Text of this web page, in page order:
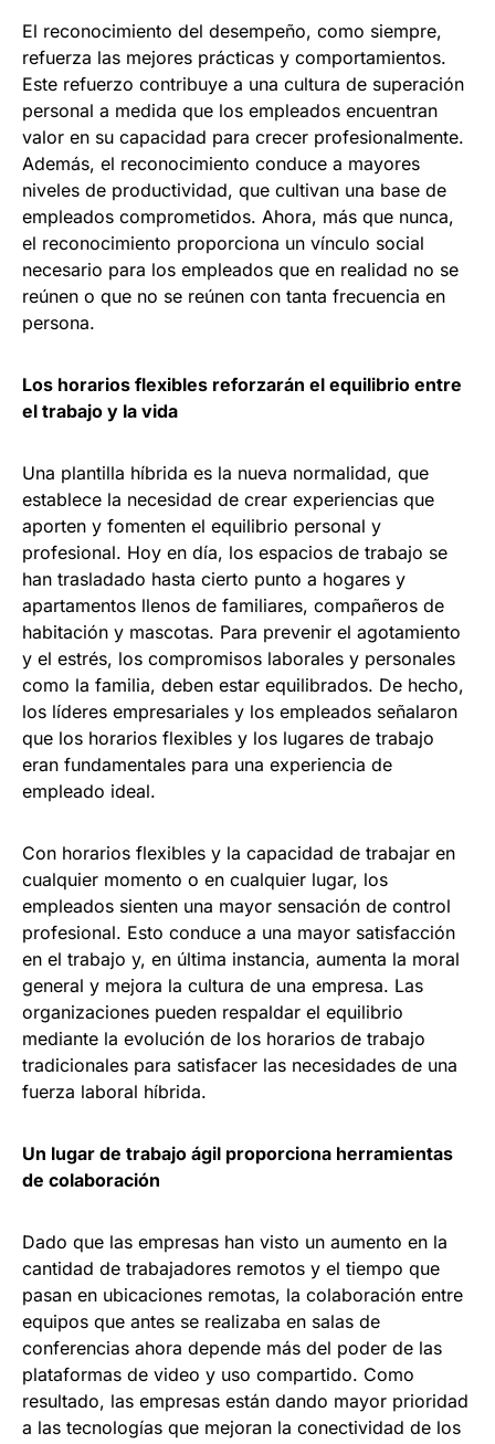
El reconocimiento del desempeño, como siempre,
refuerza las mejores prácticas y comportamientos.
Este refuerzo contribuye a una cultura de superación
personal a medida que los empleados encuentran
valor en su capacidad para crecer profesionalmente.
Además, el reconocimiento conduce a mayores
niveles de productividad, que cultivan una base de
empleados comprometidos. Ahora, más que nunca,
el reconocimiento proporciona un vínculo social
necesario para los empleados que en realidad no se
reúnen o que no se reúnen con tanta frecuencia en
persona.
Los horarios flexibles reforzarán el equilibrio entre
el trabajo y la vida
Una plantilla híbrida es la nueva normalidad, que
establece la necesidad de crear experiencias que
aporten y fomenten el equilibrio personal y
profesional. Hoy en día, los espacios de trabajo se
han trasladado hasta cierto punto a hogares y
apartamentos llenos de familiares, compañeros de
habitación y mascotas. Para prevenir el agotamiento
y el estrés, los compromisos laborales y personales
como la familia, deben estar equilibrados. De hecho,
los líderes empresariales y los empleados señalaron
que los horarios flexibles y los lugares de trabajo
eran fundamentales para una experiencia de
empleado ideal.
Con horarios flexibles y la capacidad de trabajar en
cualquier momento o en cualquier lugar, los
empleados sienten una mayor sensación de control
profesional. Esto conduce a una mayor satisfacción
en el trabajo y, en última instancia, aumenta la moral
general y mejora la cultura de una empresa. Las
organizaciones pueden respaldar el equilibrio
mediante la evolución de los horarios de trabajo
tradicionales para satisfacer las necesidades de una
fuerza laboral híbrida.
Un lugar de trabajo ágil proporciona herramientas
de colaboración
Dado que las empresas han visto un aumento en la
cantidad de trabajadores remotos y el tiempo que
pasan en ubicaciones remotas, la colaboración entre
equipos que antes se realizaba en salas de
conferencias ahora depende más del poder de las
plataformas de video y uso compartido. Como
resultado, las empresas están dando mayor prioridad
a las tecnologías que mejoran la conectividad de los